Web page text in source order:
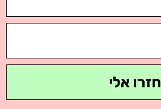
חזרו אלי